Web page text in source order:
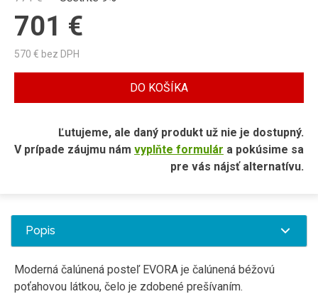
701 €
570 € bez DPH
DO KOŠÍKA
Ľutujeme, ale daný produkt už nie je dostupný.
V prípade záujmu nám vyplňte formulár a pokúsime sa
pre vás nájsť alternatívu.
Popis
Moderná čalúnená posteľ EVORA je čalúnená béžovú
poťahovou látkou, čelo je zdobené prešívaním.